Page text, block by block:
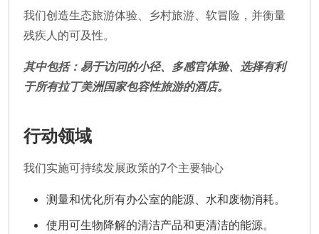
我们创造生态旅游体验、乡村旅游、软冒险，并衡量
残疾人的可及性。
其中包括：易于访问的小径、多感官体验、选择有利
于所有拉丁美洲国家包容性旅游的酒店。
行动领域
我们实施可持续发展政策的7个主要轴心
测量和优化所有办公室的能源、水和废物消耗。
使用可生物降解的清洁产品和更清洁的能源。